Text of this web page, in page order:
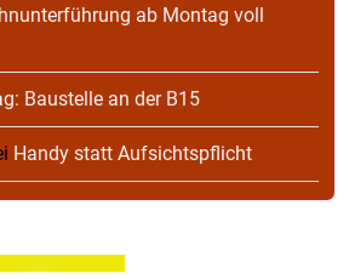
ab Montag voll
Baustelle an der B15
Handy statt Aufsichtspflicht